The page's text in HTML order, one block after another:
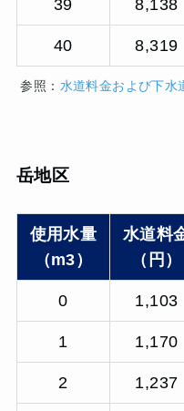
39 8,138
40 8,319
参照： 水道料金および下水
岳地区
使用水量
（m3）
水道料
（円）
0 1,103
1 1,170
2 1,237